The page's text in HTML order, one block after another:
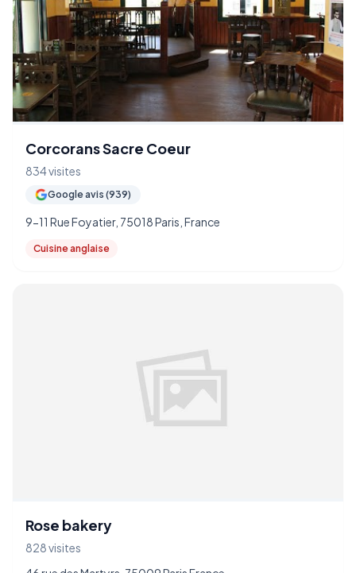
Corcorans Sacre Coeur
834 visites
Google avis (939)
9-11 Rue Foyatier, 75018 Paris, France
Cuisine anglaise
Rose bakery
828 visites